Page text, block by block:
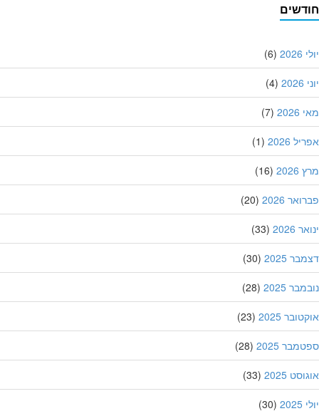
(6)
(4)
(7)
2026
(1)
(16)
2026
(20)
2026
(33)
2025
(30)
2025
(28)
2025
(23)
2025
(28)
2025
(33)
(30)